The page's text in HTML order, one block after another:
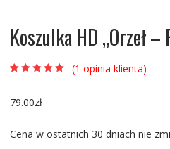
Koszulka HD „Orzeł –
podstawie
oceny klienta
(1 opinia klienta)
79.00zł
Cena w ostatnich 30 dniach nie